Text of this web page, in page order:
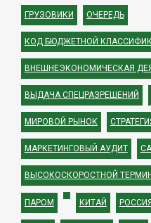
ГРУЗОВИКИ ОЧЕРЕДЬ
КОД БЮДЖЕТНОЙ
ВНЕШНЕЭКОНОМИЧЕСКАЯ
ВЫДАЧА СПЕЦРАЗРЕШЕНИЙ
МИРОВОЙ РЫНОК
МАРКЕТИНГОВЫЙ АУДИТ
ВЫСОКОСКОРОСТНОЙ
ПАРОМ КИТАЙ